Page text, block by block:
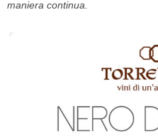
maniera continua.